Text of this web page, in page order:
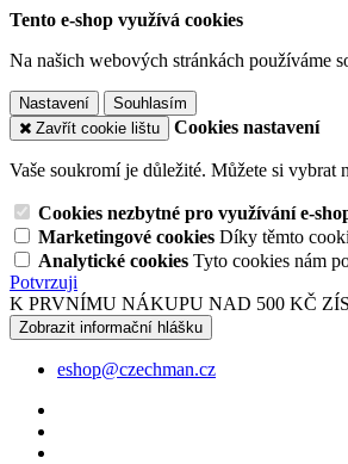
Tento e-shop využívá cookies
Na našich webových stránkách používáme
Nastavení
Souhlasím
Zavřít cookie lištu
Cookies nastavení
Vaše soukromí je důležité. Můžete si vybrat
Cookies nezbytné pro využívání e-
Marketingové cookies Díky těmto
Analytické cookies Tyto cookies nám
Potvrzuji
K PRVNÍMU NÁKUPU NAD 500 KČ
Zobrazit informační hlášku
eshop@czechman.cz